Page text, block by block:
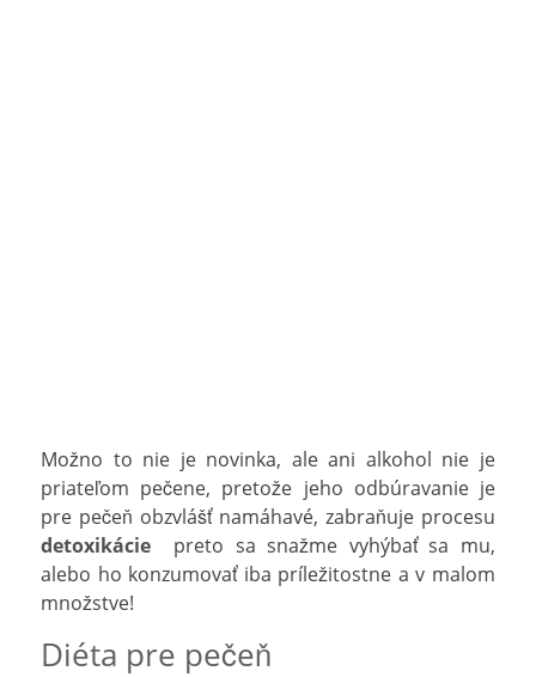
Možno to nie je novinka, ale ani alkohol nie je
priateľom pečene, pretože jeho odbúravanie je
pre pečeň obzvlášť namáhavé, zabraňuje procesu
detoxikácie
preto sa snažme vyhýbať sa mu,
alebo ho konzumovať iba príležitostne a v malom
množstve!
Diéta pre pečeň